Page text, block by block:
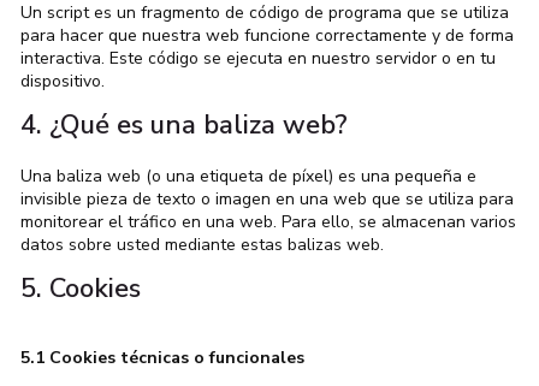
Un script es un fragmento de código de programa que se utiliza
para hacer que nuestra web funcione correctamente y de forma
interactiva. Este código se ejecuta en nuestro servidor o en tu
dispositivo.
4. ¿Qué es una baliza web?
Una baliza web (o una etiqueta de píxel) es una pequeña e
invisible pieza de texto o imagen en una web que se utiliza para
monitorear el tráfico en una web. Para ello, se almacenan varios
datos sobre usted mediante estas balizas web.
5. Cookies
5.1 Cookies técnicas o funcionales